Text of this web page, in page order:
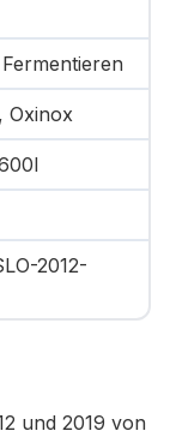
Oxinox
2012-
und 2019 von